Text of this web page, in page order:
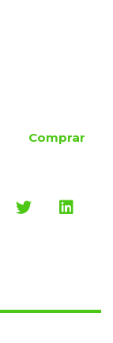
Comprar